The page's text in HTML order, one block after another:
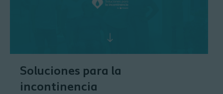
Soluciones para la
incontinencia